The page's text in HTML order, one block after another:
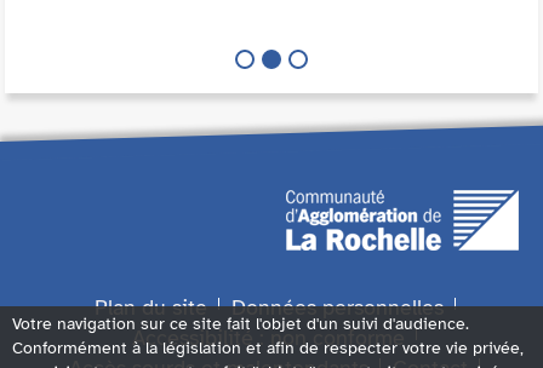
Plan du site
Données personnelles
Accessibilité : non conforme
Votre navigation sur ce site fait l'objet d'un suivi d'audience.
Conformément à la législation et afin de respecter votre vie privée,